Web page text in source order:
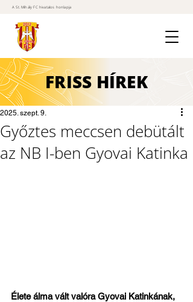
A St. Mihály FC hivatalos honlapja
FRISS HÍREK
Győztes meccsen debütált
az NB I-ben Gyovai Katinka
2025. szept. 9.
Élete álma vált valóra Gyovai Katinkának,